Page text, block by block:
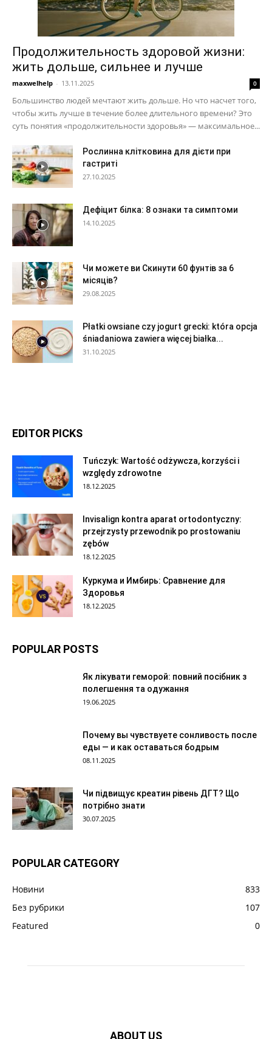
Продолжительность здоровой жизни:
жить дольше, сильнее и лучше
maxwelhelp - 13.11.2025 0
Большинство людей мечтают жить дольше. Но что насчет того,
чтобы жить лучше в течение более длительного времени? Это
суть понятия «продолжительности здоровья» — максимальное...
Рослинна клітковина для дієти при
гастриті
27.10.2025
Дефіцит білка: 8 ознаки та симптоми
14.10.2025
Чи можете ви Скинути 60 фунтів за 6
місяців?
29.08.2025
Płatki owsiane czy jogurt grecki: która opcja
śniadaniowa zawiera więcej białka...
31.10.2025
EDITOR PICKS
Tuńczyk: Wartość odżywcza, korzyści i
względy zdrowotne
18.12.2025
Invisalign kontra aparat ortodontyczny:
przejrzysty przewodnik po prostowaniu
zębów
18.12.2025
Куркума и Имбирь: Сравнение для
Здоровья
18.12.2025
POPULAR POSTS
Як лікувати геморой: повний посібник з
полегшення та одужання
19.06.2025
Почему вы чувствуете сонливость после
еды — и как оставаться бодрым
08.11.2025
Чи підвищує креатин рівень ДГТ? Що
потрібно знати
30.07.2025
POPULAR CATEGORY
Новини
833
Без рубрики
107
Featured
0
ABOUT US